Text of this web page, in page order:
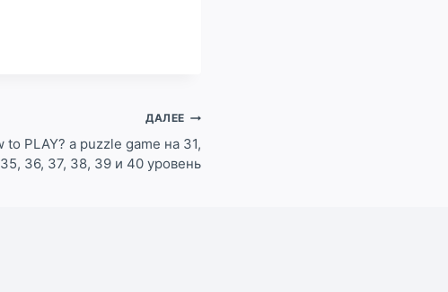
ДАЛЕЕ
to PLAY? a puzzle game на 31,
36, 37, 38, 39 и 40 уровень